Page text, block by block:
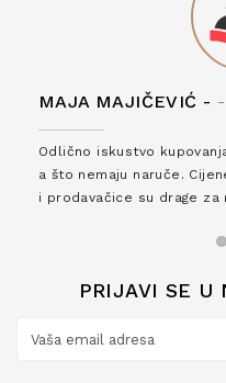
MAJA MAJIČEVIĆ - -
Odlično iskustvo
a što nemaju naruče.
i prodavačice su drage za
PRIJAVI SE U